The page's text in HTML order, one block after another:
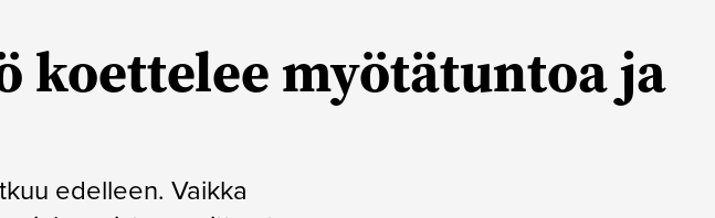
koettelee myötätuntoa ja
edelleen. Vaikka